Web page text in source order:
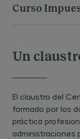
Curso
Operaciones
transferencia
Un
El claustro del
formado por los
práctica
administraciones